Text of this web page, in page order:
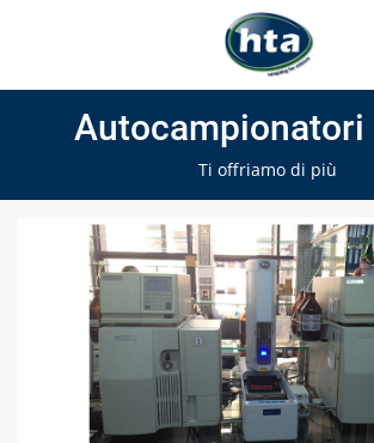
Autocampionatori
Ti offriamo di più